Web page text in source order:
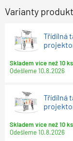
Varianty
Třídílná
Skladem více než 10 ks
Odešleme10.8.2026
Třídílná
Skladem více než 10 ks
Odešleme10.8.2026